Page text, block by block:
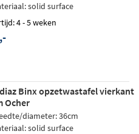
solid surface
4 - 5 weken
Binx opzetwastafel vierkant
Ocher
diameter: 36cm
solid surface